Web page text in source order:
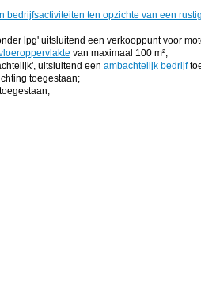
bedrijfsactiviteiten ten opzichte van een
lpg' uitsluitend een verkooppunt voor
van maximaal 100 m²;
uitsluitend een ambachtelijk bedrijf
toegestaan;
toegestaan,